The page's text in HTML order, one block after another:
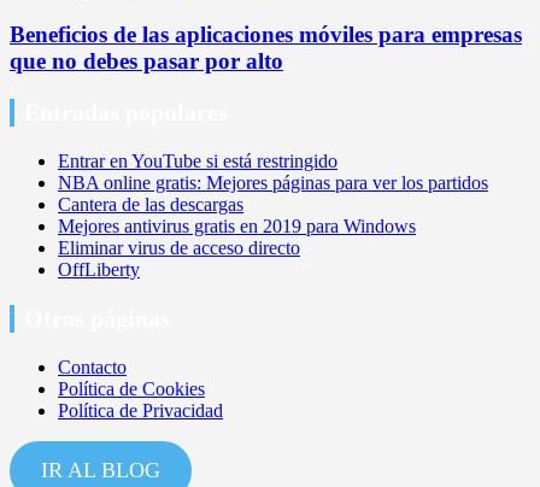
Beneficios de las aplicaciones móviles para empresas
que no debes pasar por alto
Entrar en YouTube si está restringido
NBA online gratis: Mejores páginas para ver los partidos
Cantera de las descargas
Mejores antivirus gratis en 2019 para Windows
Eliminar virus de acceso directo
OffLiberty
Contacto
Política de Cookies
Política de Privacidad
IR AL BLOG